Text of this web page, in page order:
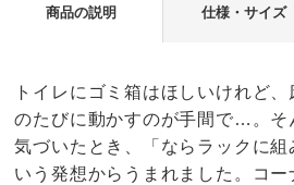
商品の説明 仕様・サイズ
トイレにゴミ箱はほしいけれど
のたびに動かすのが手間で…。そ
気づいたとき、「ならラックに組
いう発想からうまれました。コ